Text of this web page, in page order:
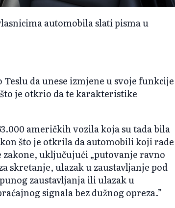
automobila slati pisma u
da unese izmjene u svoje funkcije
je otkrio da te karakteristike
američkih vozila koja su tada bila
što je otkrila da automobili koji rade
uključujući „putovanje ravno
skretanje, ulazak u zaustavljanje pod
zaustavljanja ili ulazak u
signala bez dužnog opreza.”